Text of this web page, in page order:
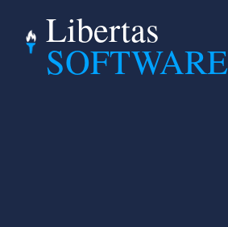
Libertas
SOFTWARE